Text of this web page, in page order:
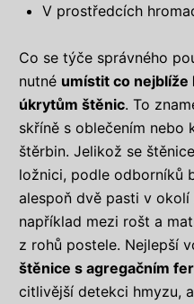
V prostředcích
Co se týče správného
nutné umístit co nejblíže
úkrytům štěnic. To
skříně s oblečením nebo
štěrbin. Jelikož se
ložnici, podle odborníků
alespoň dvě pasti v
například mezi rošt a
z rohů postele. Nejlepší
štěnice s agregačním
citlivější detekci hmyzu,